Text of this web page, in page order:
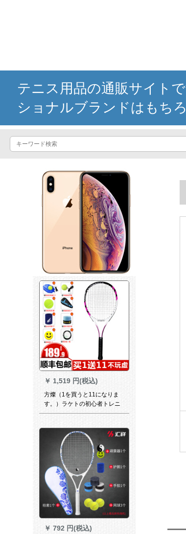
テニス用品の通販サイト
ショナルブランドはもち
￥ 1,519 円(税込)
方燦（1を買うと11になりま
す。）ラケトの初心者トレニ
ングーラッケト男女シングン
+11個の景品をプレゼントし
￥ 792 円(税込)